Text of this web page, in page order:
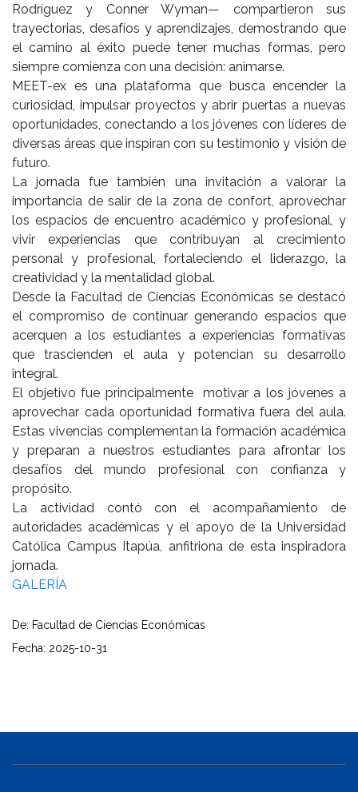
Rodríguez y Conner Wyman— compartieron sus
trayectorias, desafíos y aprendizajes, demostrando que
el camino al éxito puede tener muchas formas, pero
siempre comienza con una decisión: animarse.
MEET-ex es una plataforma que busca encender la
curiosidad, impulsar proyectos y abrir puertas a nuevas
oportunidades, conectando a los jóvenes con líderes de
diversas áreas que inspiran con su testimonio y visión de
futuro.
La jornada fue también una invitación a valorar la
importancia de salir de la zona de confort, aprovechar
los espacios de encuentro académico y profesional, y
vivir experiencias que contribuyan al crecimiento
personal y profesional, fortaleciendo el liderazgo, la
creatividad y la mentalidad global.
Desde la Facultad de Ciencias Económicas se destacó
el compromiso de continuar generando espacios que
acerquen a los estudiantes a experiencias formativas
que trascienden el aula y potencian su desarrollo
integral.
El objetivo fue principalmente motivar a los jóvenes a
aprovechar cada oportunidad formativa fuera del aula.
Estas vivencias complementan la formación académica
y preparan a nuestros estudiantes para afrontar los
desafíos del mundo profesional con confianza y
propósito.
La actividad contó con el acompañamiento de
autoridades académicas y el apoyo de la Universidad
Católica Campus Itapúa, anfitriona de esta inspiradora
jornada.
GALERÍA
De: Facultad de Ciencias Económicas
Fecha: 2025-10-31